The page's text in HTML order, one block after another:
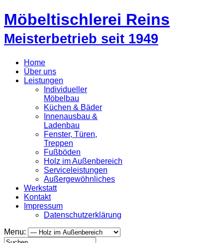
Möbeltischlerei Reins
Meisterbetrieb seit 1949
Home
Über uns
Leistungen
Individueller
Möbelbau
Küchen & Bäder
Innenausbau &
Ladenbau
Fenster, Türen,
Treppen
Fußböden
Holz im Außenbereich
Serviceleistungen
Außergewöhnliches
Werkstatt
Kontakt
Impressum
Datenschutzerklärung
Menu: